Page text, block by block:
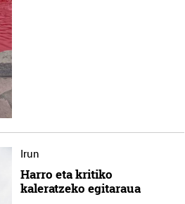
baimenik eskatzen, eta beren
babesten dira. Ikusi gure
ustez zein helburutarako
horren aurka nola egin
prozesatzeko moduari
eta ezarri zure lehentasunak
unetan alda edo ken dezakezu
adierazpenean.
Irun
Harro eta kritiko
kaleratzeko egitaraua